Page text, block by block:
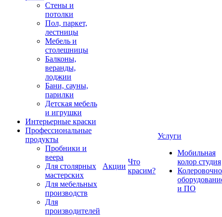
Стены и
потолки
Пол, паркет,
лестницы
Мебель и
столешницы
Балконы,
веранды,
лоджии
Бани, сауны,
парилки
Детская мебель
и игрушки
Интерьерные краски
Профессиональные
продукты
Пробники и
веера
Для столярных
мастерских
Для мебельных
производств
Для
производителей
Акции
Что
красим?
Услуги
Мобильная
колор студия
и ПО